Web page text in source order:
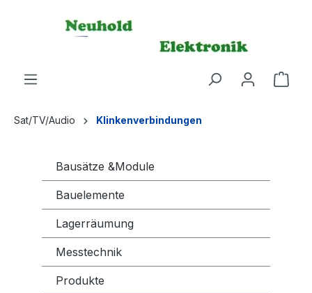
Sat/TV/Audio Klinkenverbindungen
Bausätze &Module
Bauelemente
Lagerräumung
Messtechnik
Produkte